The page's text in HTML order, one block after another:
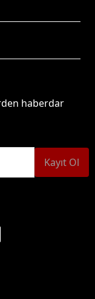
haberdar
Kayıt Ol